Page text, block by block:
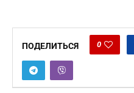
ПОДЕЛИТЬСЯ 0